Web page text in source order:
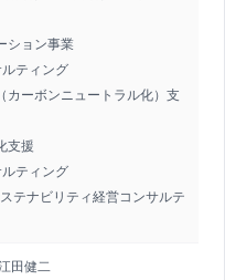
ション事業
ティング
カーボンニュートラル化）支
支援
ティング
テナビリティ経営コンサルテ
田健二